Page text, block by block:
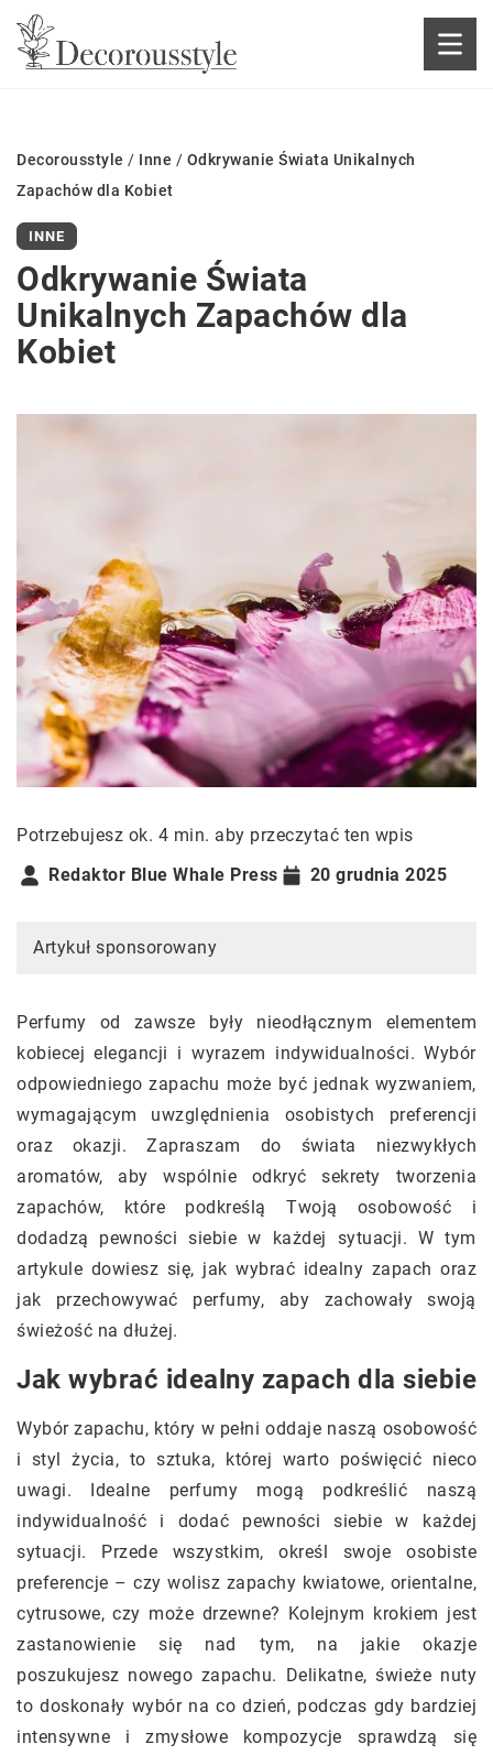
Decorousstyle / Inne / Odkrywanie Świata Unikalnych
Zapachów dla Kobiet
INNE
Odkrywanie Świata
Unikalnych Zapachów dla
Kobiet
Potrzebujesz ok. 4 min. aby przeczytać ten wpis
Redaktor Blue Whale Press
20 grudnia 2025
Artykuł sponsorowany
Perfumy od zawsze były nieodłącznym elementem
kobiecej elegancji i wyrazem indywidualności. Wybór
odpowiedniego zapachu może być jednak wyzwaniem,
wymagającym uwzględnienia osobistych preferencji
oraz okazji. Zapraszam do świata niezwykłych
aromatów, aby wspólnie odkryć sekrety tworzenia
zapachów, które podkreślą Twoją osobowość i
dodadzą pewności siebie w każdej sytuacji. W tym
artykule dowiesz się, jak wybrać idealny zapach oraz
jak przechowywać perfumy, aby zachowały swoją
świeżość na dłużej.
Jak wybrać idealny zapach dla siebie
Wybór zapachu, który w pełni oddaje naszą osobowość
i styl życia, to sztuka, której warto poświęcić nieco
uwagi. Idealne perfumy mogą podkreślić naszą
indywidualność i dodać pewności siebie w każdej
sytuacji. Przede wszystkim, określ swoje osobiste
preferencje – czy wolisz zapachy kwiatowe, orientalne,
cytrusowe, czy może drzewne? Kolejnym krokiem jest
zastanowienie się nad tym, na jakie okazje
poszukujesz nowego zapachu. Delikatne, świeże nuty
to doskonały wybór na co dzień, podczas gdy bardziej
intensywne i zmysłowe kompozycje sprawdzą się